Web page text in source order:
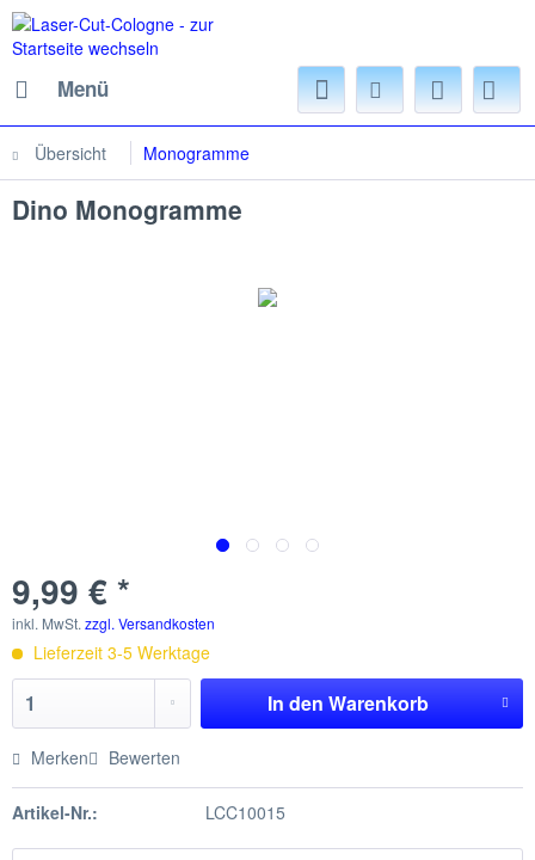
Menü
Übersicht Monogramme
Dino Monogramme
9,99 € *
inkl. MwSt. zzgl. Versandkosten
Lieferzeit 3-5 Werktage
In den Warenkorb
Merken Bewerten
Artikel-Nr.: LCC10015